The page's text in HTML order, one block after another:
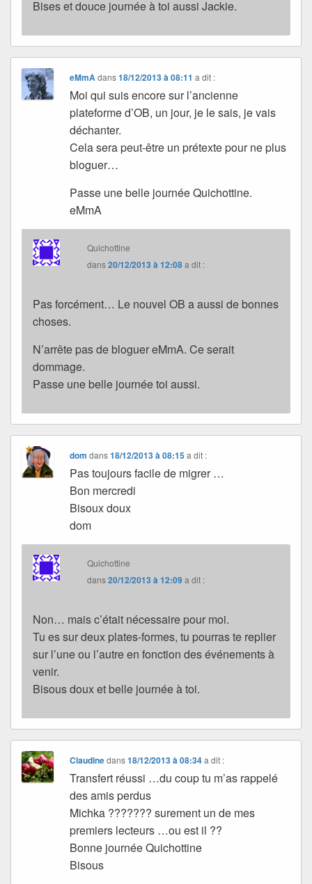
Bises et douce journée à toi aussi Jackie.
eMmA dans18/12/2013 à 08:11 a dit :
Moi qui suis encore sur l’ancienne
plateforme d’OB, un jour, je le sais, je vais
déchanter.
Cela sera peut-être un prétexte pour ne plus
bloguer…
Passe une belle journée Quichottine.
eMmA
Quichottine
dans20/12/2013 à 12:08a dit :
Pas forcément… Le nouvel OB a aussi de bonnes
choses.
N’arrête pas de bloguer eMmA. Ce serait
dommage.
Passe une belle journée toi aussi.
dom dans18/12/2013 à 08:15 a dit :
Pas toujours facile de migrer …
Bon mercredi
Bisoux doux
dom
Quichottine
dans20/12/2013 à 12:09a dit :
Non… mais c’était nécessaire pour moi.
Tu es sur deux plates-formes, tu pourras te replier
sur l’une ou l’autre en fonction des événements à
venir.
Bisous doux et belle journée à toi.
Claudinedans18/12/2013 à 08:34 a dit :
Transfert réussi …du coup tu m’as rappelé
des amis perdus
Michka ??????? surement un de mes
premiers lecteurs …ou est il ??
Bonne journée Quichottine
Bisous